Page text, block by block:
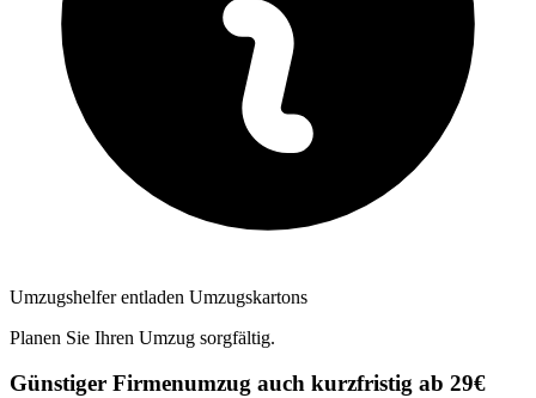
Umzugshelfer entladen Umzugskartons
Planen Sie Ihren Umzug sorgfältig.
Günstiger Firmenumzug auch kurzfristig ab 29€